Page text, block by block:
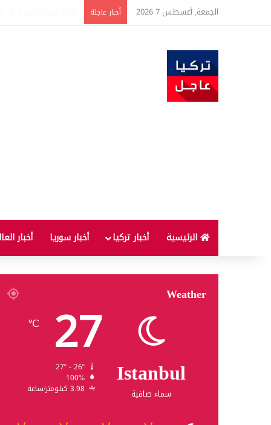
الجمعة, أغسطس 7 2026 أخبار عاجلة
الرئيسية أخبار تركيا أخبار سوريا أخبار
Weather
Istanbul
سماء صافية
27
℃
100%
3.98 كيلومتر/ساعة